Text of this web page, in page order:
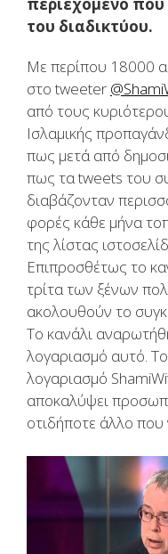
του διαδικτύου.
Με περίπου 18000
στο tweeter
από τους
Ισλαμικής
πως μετά από
πως τα tweets του
διαβάζονταν
φορές κάθε μήνα
της λίστας
Επιπροσθέτως το
τρίτα των ξένων
ακολουθούν το
Το κανάλι
λογαριασμό αυτό.
λογαριασμό
αποκαλύψει
οτιδήποτε άλλο